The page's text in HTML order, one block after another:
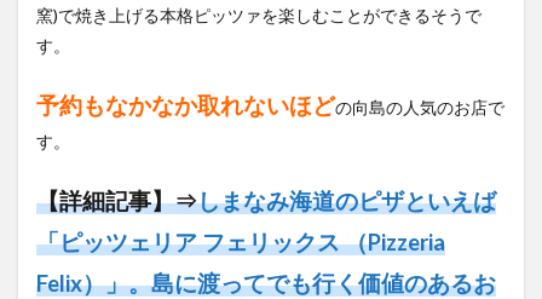
窯)で焼き上げる本格ピッツァを楽しむことができるそうで
す。
予約もなかなか取れないほどの向島の人気のお店で
す。
【詳細記事】⇒しまなみ海道のピザといえば
「ピッツェリア フェリックス （Pizzeria
Felix）」。島に渡ってでも行く価値のあるお